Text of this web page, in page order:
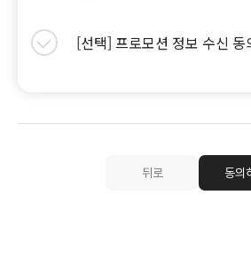
[선택] 프로모션 정보 수신
뒤로